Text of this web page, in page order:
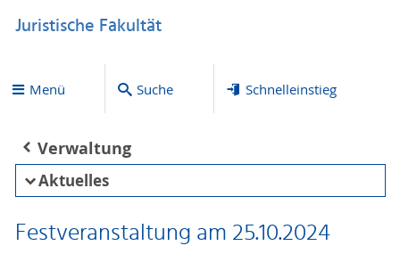
Juristische Fakultät
Menü Suche Schnelleinstieg
Verwaltung
Aktuelles
Festveranstaltung am 25.10.2024